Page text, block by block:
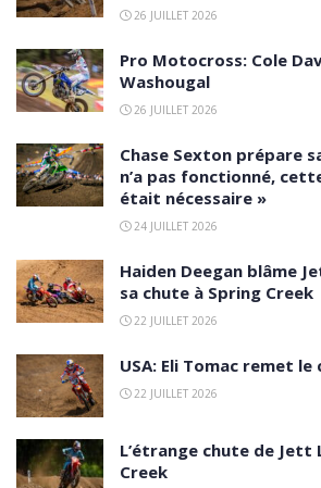
26 JUILLET 2026
Pro Motocross: Cole
Washougal
26 JUILLET 2026
Chase Sexton prépare
n’a pas fonctionné,
était nécessaire »
24 JUILLET 2026
Haiden Deegan blâme
sa chute à Spring Creek
22 JUILLET 2026
USA: Eli Tomac remet
22 JUILLET 2026
L’étrange chute de Jett
Creek